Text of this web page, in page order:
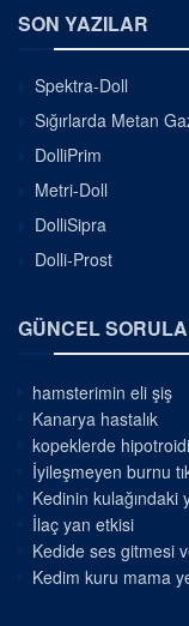
SON YAZILAR
Spektra-Doll
Sığırlarda Metan
DolliPrim
Metri-Doll
DolliSipra
Dolli-Prost
GÜNCEL
hamsterimin eli şiş
Kanarya hastalık
kopeklerde hipotroidi
İyileşmeyen burnu
Kedinin kulağındaki
İlaç yan etkisi
Kedide ses gitmesi
Kedim kuru mama